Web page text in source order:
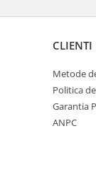
de
Uscat,
CLIENTI
Metode
Politica
Garantia
ANPC